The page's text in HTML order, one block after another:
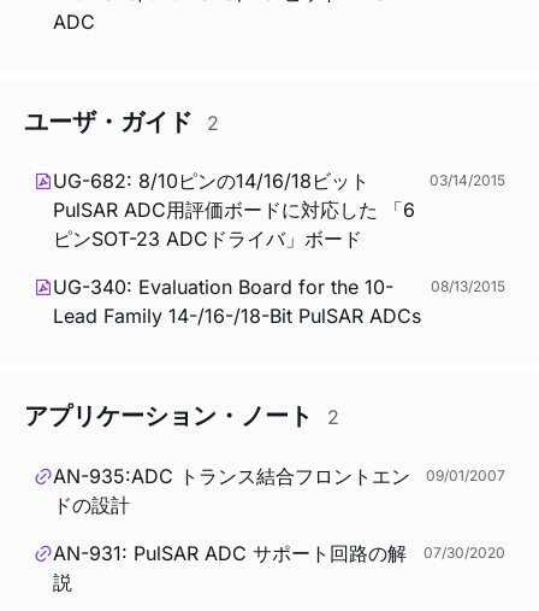
ADC
ユーザ・ガイド 2
UG-682: 8/10ピンの14/16/18ビット
PulSAR ADC用評価ボードに対応した 「6
ピンSOT-23 ADCドライバ」ボード
03/14/2015
UG-340: Evaluation Board for the 10-
Lead Family 14-/16-/18-Bit PulSAR ADCs
08/13/2015
アプリケーション・ノート 2
AN-935:ADC トランス結合フロントエン
ドの設計
09/01/2007
AN-931: PulSAR ADC サポート回路の解
説
07/30/2020